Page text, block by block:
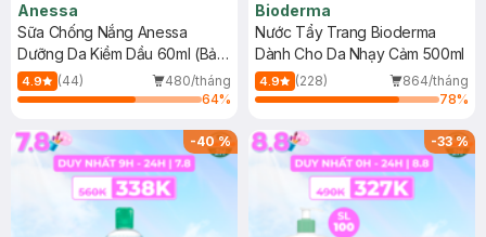
Anessa
Sữa Chống Nắng Anessa
Dưỡng Da Kiềm Dầu 60ml (Bản
Mới)
4.9 (44)
480/tháng
64%
Bioderma
Nước Tẩy Trang Bioderma
Dành Cho Da Nhạy Cảm 500ml
4.9 (228)
864/tháng
78%
-40% -33%